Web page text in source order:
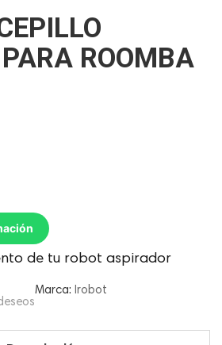
ROOMBA
de tu robot aspirador
Marca: Irobot